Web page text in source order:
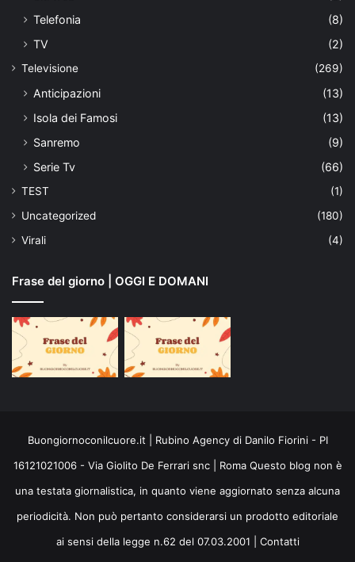
Telefonia
(8)
TV
(2)
Televisione (269)
Anticipazioni
(13)
Isola dei Famosi
(13)
Sanremo
(9)
Serie Tv
(66)
TEST
(1)
Uncategorized
(180)
Virali
(4)
Frase del giorno | OGGI E DOMANI
Buongiornoconilcuore.it | Rubino Agency di Danilo Fiorini - PI
16121021006 - Via Giolito De Ferrari snc | Roma Questo blog non è
una testata giornalistica, in quanto viene aggiornato senza alcuna
periodicità. Non può pertanto considerarsi un prodotto editoriale
ai sensi della legge n.62 del 07.03.2001 | Contatti